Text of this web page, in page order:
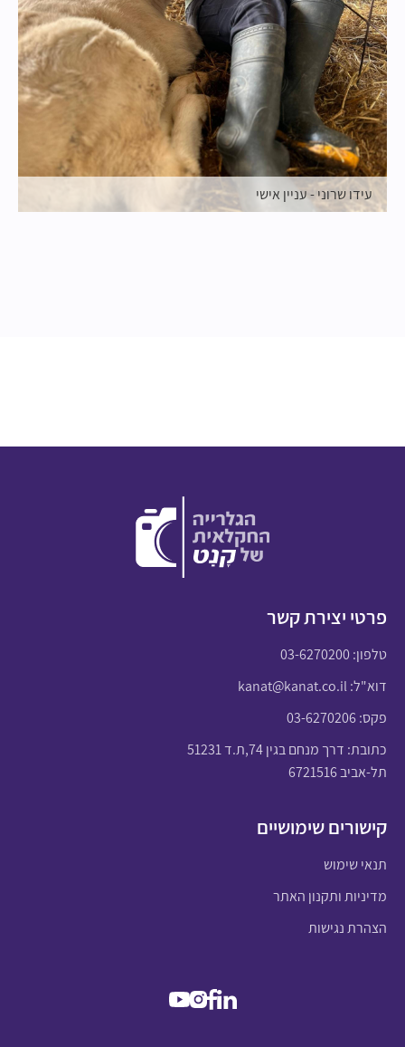
עידו שרוני - עניין אישי
פרטי יצירת קשר
טלפון:03-6270200
דוא"ל:kanat@kanat.co.il
פקס: 03-6270206
כתובת: דרך מנחם בגין 74,ת.ד 51231
תל-אביב 6721516
קישורים שימושיים
תנאי שימוש
מדיניות ותקנון האתר
הצהרת נגישות